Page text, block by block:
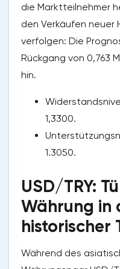
die Marktteilnehmer
den Verkäufen neuer
verfolgen: Die
Rückgang von 0,763
hin.
1,3300.
1.3050.
USD/TRY:
Währung in
historischer
Während des